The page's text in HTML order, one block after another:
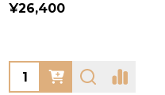
¥26,400
Quantity: